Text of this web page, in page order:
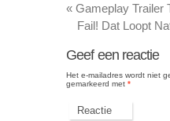
« Gameplay Trailer
Fail! Dat Loopt
Geef een reactie
Het e-mailadres wordt niet
gemarkeerd met *
Reactie